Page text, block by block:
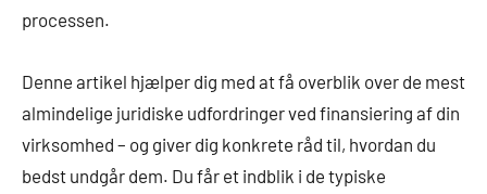
processen.
Denne artikel hjælper dig med at få overblik over de mest
almindelige juridiske udfordringer ved finansiering af din
virksomhed – og giver dig konkrete råd til, hvordan du
bedst undgår dem. Du får et indblik i de typiske